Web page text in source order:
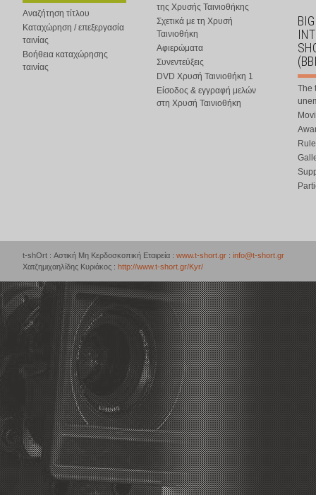
Αναζήτηση τίτλου
Καταχώρηση / επεξεργασία
ταινίας
Βοήθεια καταχώρησης
ταινίας
της Χρυσής Ταινιοθήκης
Σχετικά με τη Χρυσή
Ταινιοθήκη
Αφιερώματα
Συνεντεύξεις
DVD Χρυσή Ταινιοθήκη 1
Είσοδος & εγγραφή μελών
στη Χρυσή Ταινιοθήκη
The
t-shOrt : Αστική Μη Κερδοσκοπική Εταιρεία : www.t-short.gr : info@t-short.gr
Χατζημιχαηλίδης Κυριάκος : http://www.t-short.gr/Kyr/